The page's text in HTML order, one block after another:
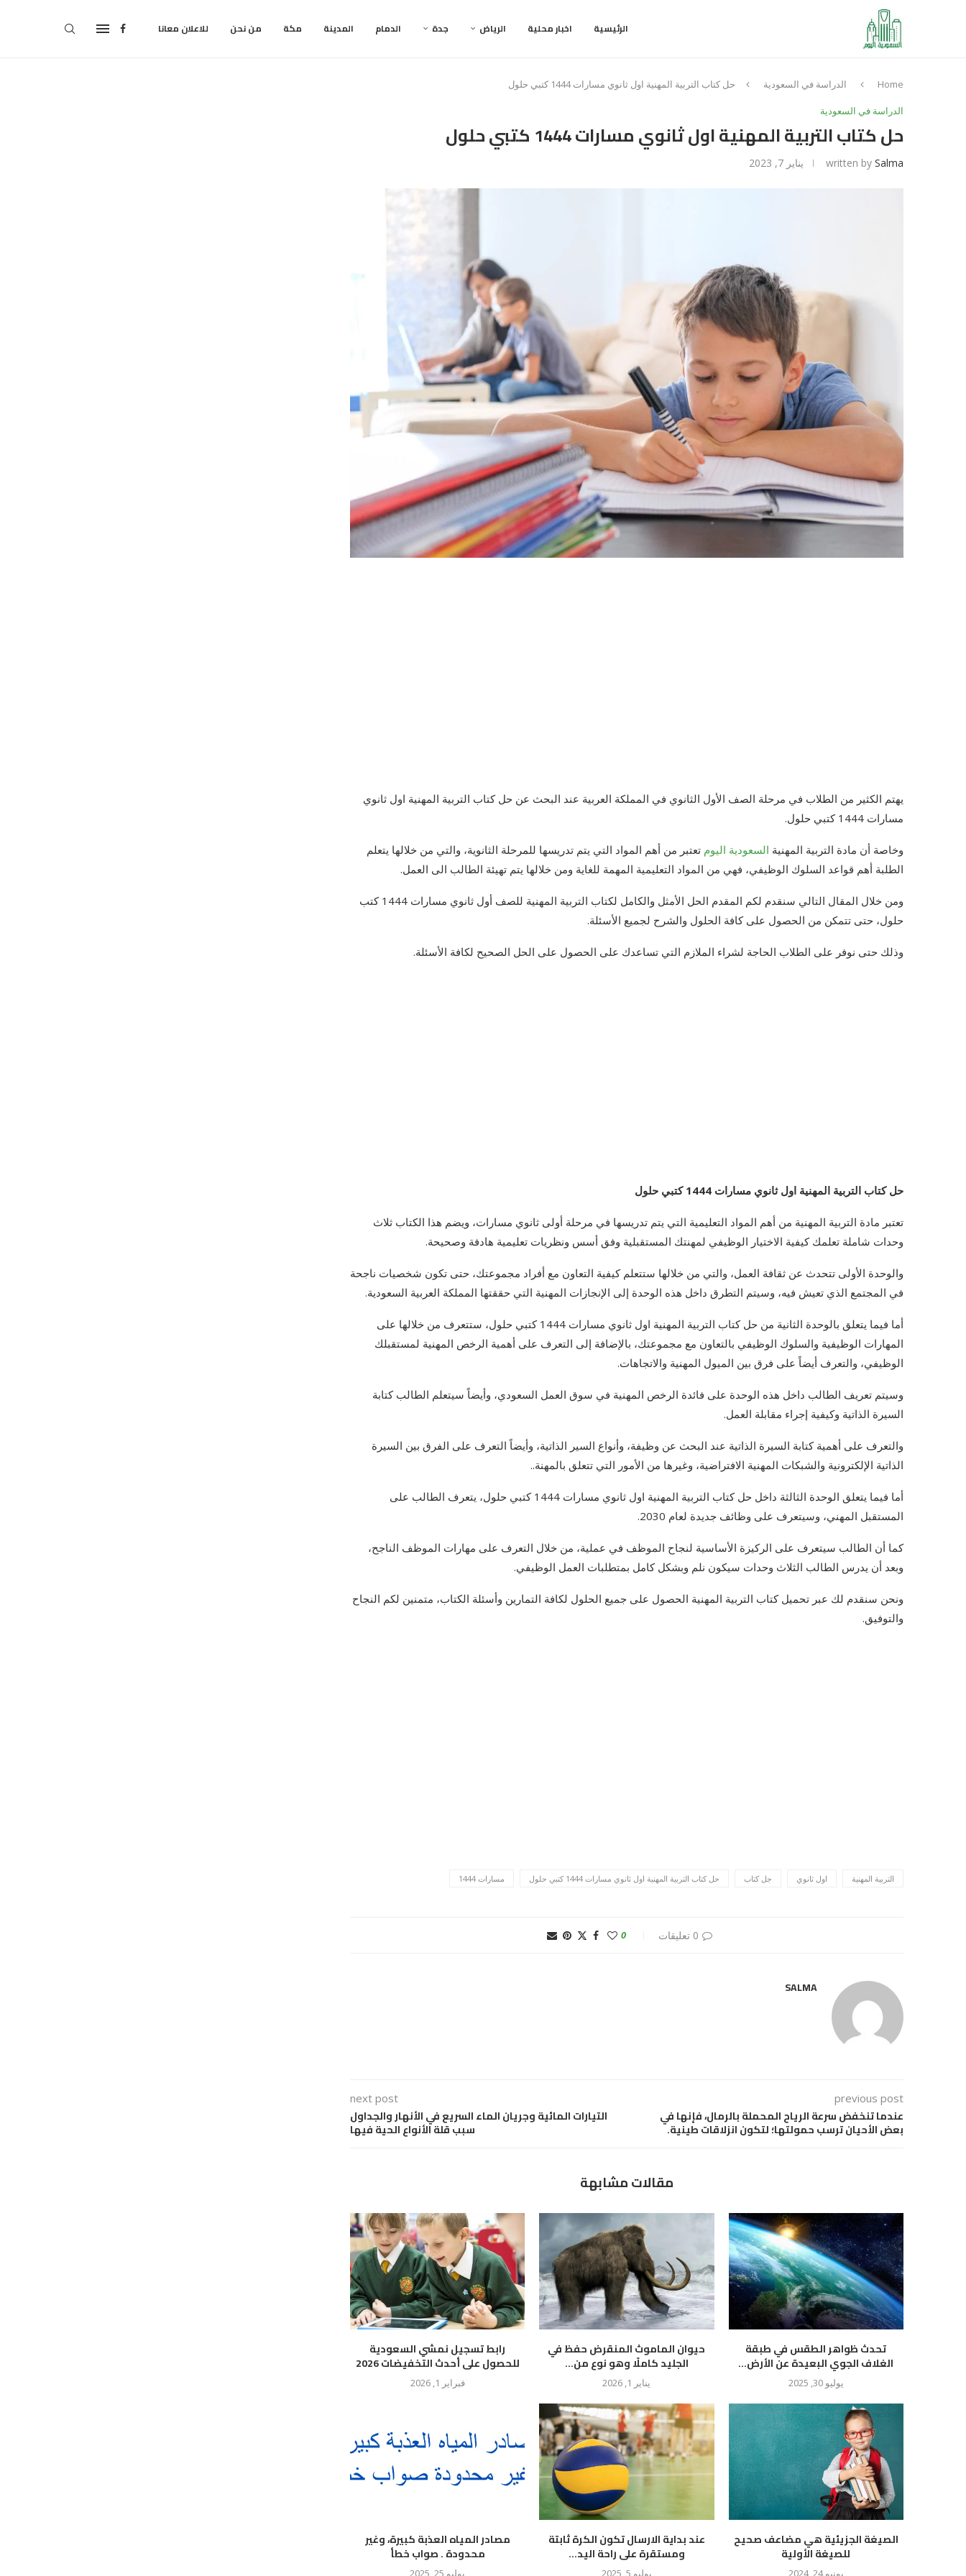
الرئيسية اخبار محلية الرياض جدة الدمام المدينة مكة من نحن للاعلان معانا
Home الدراسة في السعودية حل كتاب التربية المهنية اول ثانوي مسارات 1444 كتبي حلول
الدراسة في السعودية
حل كتاب التربية المهنية اول ثانوي مسارات 1444 كتبي حلول
written by Salma يناير 7, 2023
يهتم الكثير من الطلاب في مرحلة الصف الأول الثانوي في المملكة العربية عند البحث عن حل كتاب التربية المهنية اول ثانوي
مسارات 1444 كتبي حلول.
وخاصة أن مادة التربية المهنية السعودية اليوم تعتبر من أهم المواد التي يتم تدريسها للمرحلة الثانوية، والتي من خلالها يتعلم
الطلبة أهم قواعد السلوك الوظيفي، فهي من المواد التعليمية المهمة للغاية ومن خلالها يتم تهيئة الطالب الى العمل.
ومن خلال المقال التالي سنقدم لكم المقدم الحل الأمثل والكامل لكتاب التربية المهنية للصف أول ثانوي مسارات 1444 كتب
حلول، حتى تتمكن من الحصول على كافة الحلول والشرح لجميع الأسئلة.
وذلك حتى نوفر على الطلاب الحاجة لشراء الملازم التي تساعدك على الحصول على الحل الصحيح لكافة الأسئلة.
حل كتاب التربية المهنية اول ثانوي مسارات 1444 كتبي حلول
تعتبر مادة التربية المهنية من أهم المواد التعليمية التي يتم تدريسها في مرحلة أولى ثانوي مسارات، ويضم هذا الكتاب ثلاث
وحدات شاملة تعلمك كيفية الاختيار الوظيفي لمهنتك المستقبلية وفق أسس ونظريات تعليمية هادفة وصحيحة.
والوحدة الأولى تتحدث عن ثقافة العمل، والتي من خلالها ستتعلم كيفية التعاون مع أفراد مجموعتك، حتى تكون شخصيات ناجحة
في المجتمع الذي تعيش فيه، وسيتم التطرق داخل هذه الوحدة إلى الإنجازات المهنية التي حققتها المملكة العربية السعودية.
أما فيما يتعلق بالوحدة الثانية من حل كتاب التربية المهنية اول ثانوي مسارات 1444 كتبي حلول، ستتعرف من خلالها على
المهارات الوظيفية والسلوك الوظيفي بالتعاون مع مجموعتك، بالإضافة إلى التعرف على أهمية الرخص المهنية لمستقبلك
الوظيفي، والتعرف أيضاً على فرق بين الميول المهنية والاتجاهات.
وسيتم تعريف الطالب داخل هذه الوحدة على فائدة الرخص المهنية في سوق العمل السعودي، وأيضاً سيتعلم الطالب كتابة
السيرة الذاتية وكيفية إجراء مقابلة العمل.
والتعرف على أهمية كتابة السيرة الذاتية عند البحث عن وظيفة، وأنواع السير الذاتية، وأيضاً التعرف على الفرق بين السيرة
الذاتية الإلكترونية والشبكات المهنية الافتراضية، وغيرها من الأمور التي تتعلق بالمهنة..
أما فيما يتعلق الوحدة الثالثة داخل حل كتاب التربية المهنية اول ثانوي مسارات 1444 كتبي حلول، يتعرف الطالب على
المستقبل المهني، وسيتعرف على وظائف جديدة لعام 2030.
كما أن الطالب سيتعرف على الركيزة الأساسية لنجاح الموظف في عملية، من خلال التعرف على مهارات الموظف الناجح،
وبعد أن يدرس الطالب الثلاث وحدات سيكون نلم وبشكل كامل بمتطلبات العمل الوظيفي.
ونحن سنقدم لك عبر تحميل كتاب التربية المهنية الحصول على جميع الحلول لكافة التمارين وأسئلة الكتاب، متمنين لكم النجاح
والتوفيق.
التربية المهنية اول ثانوي جل كتاب حل كتاب التربية المهنية اول ثانوي مسارات 1444 كتبي حلول مسارات 1444
0 تعليقات 0
SALMA
previous post
عندما تنخفض سرعة الرياح المحملة بالرمال، فإنها في
بعض الأحيان ترسب حمولتها؛ لتكون انزلاقات طينية.
next post
التيارات المائية وجريان الماء السريع في الأنهار والجداول
سبب قلة الأنواع الحية فيها
مقالات مشابهة
رابط تسجيل نمشي السعودية
للحصول على أحدث التخفيضات 2026
فبراير 1, 2026
حيوان الماموث المنقرض حفظ في
الجليد كاملًا وهو نوع من...
يناير 1, 2026
تحدث ظواهر الطقس في طبقة
الغلاف الجوي البعيدة عن الأرض...
يوليو 30, 2025
مصادر المياه العذبة كبيرة، وغير
محدودة . صواب خطأ
يوليو 25, 2025
عند بداية الارسال تكون الكرة ثابتة
ومستقرة على راحة اليد...
يوليو 5, 2025
الصيغة الجزيئية هي مضاعف صحيح
للصيغة الأولية
يونيو 24, 2024